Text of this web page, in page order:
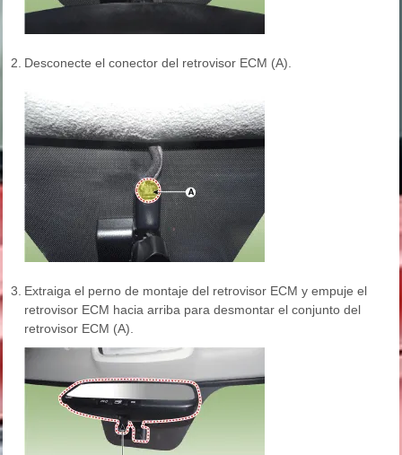
2. Desconecte el conector del retrovisor ECM (A).
3. Extraiga el perno de montaje del retrovisor ECM y empuje el
retrovisor ECM hacia arriba para desmontar el conjunto del
retrovisor ECM (A).